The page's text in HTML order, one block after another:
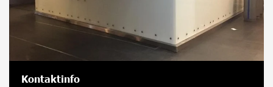
Kontaktinfo